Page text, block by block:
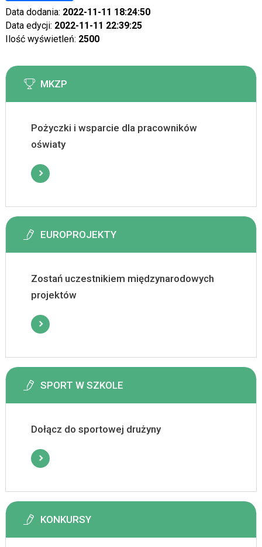
Data dodania: 2022-11-11 18:24:50
Data edycji: 2022-11-11 22:39:25
Ilość wyświetleń: 2500
MKZP
Pożyczki i wsparcie dla pracowników
oświaty
EUROPROJEKTY
Zostań uczestnikiem międzynarodowych
projektów
SPORT W SZKOLE
Dołącz do sportowej drużyny
KONKURSY